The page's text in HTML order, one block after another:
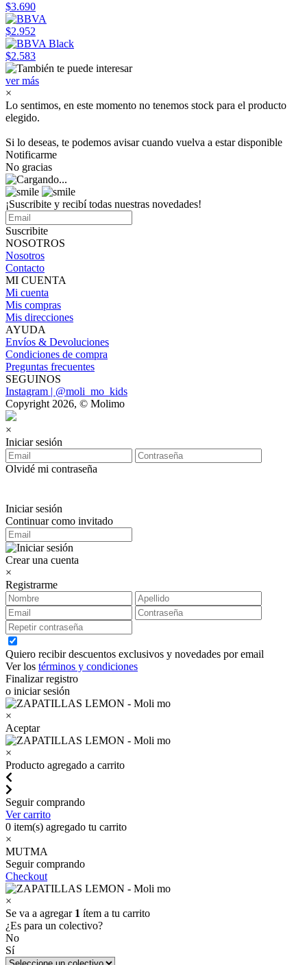
$3.690
$2.952
$2.583
ver más
×
Lo sentimos, en este momento no tenemos stock para el producto
elegido.
Si lo deseas, te podemos avisar cuando vuelva a estar disponible
Notificarme
No gracias
¡Suscribite y recibí todas nuestras novedades!
Suscribite
NOSOTROS
Nosotros
Contacto
MI CUENTA
Mi cuenta
Mis compras
Mis direcciones
AYUDA
Envíos & Devoluciones
Condiciones de compra
Preguntas frecuentes
SEGUINOS
Instagram | @moli_mo_kids
Copyright 2026, © Molimo
×
Iniciar sesión
Olvidé mi contraseña
Iniciar sesión
Continuar como invitado
Crear una cuenta
×
Registrarme
Quiero recibir descuentos exclusivos y novedades por email
Ver los términos y condiciones
Finalizar registro
o iniciar sesión
×
Aceptar
×
Producto agregado a carrito
Seguir comprando
Ver carrito
0 item(s) agregado tu carrito
×
MUTMA
Seguir comprando
Checkout
×
Se va a agregar 1 ítem a tu carrito
¿Es para un colectivo?
No
Sí